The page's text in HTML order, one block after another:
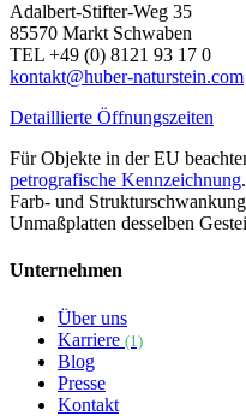
Adalbert-Stifter-Weg 35
85570 Markt Schwaben
TEL +49 (0) 8121 93 17 0
kontakt@huber-naturstein.com
Detaillierte Öffnungszeiten
Für Objekte in der EU
petrografische Kennzeichnung
Farb- und
Unmaßplatten desselben
Unternehmen
Über uns
Karriere (1)
Blog
Presse
Kontakt